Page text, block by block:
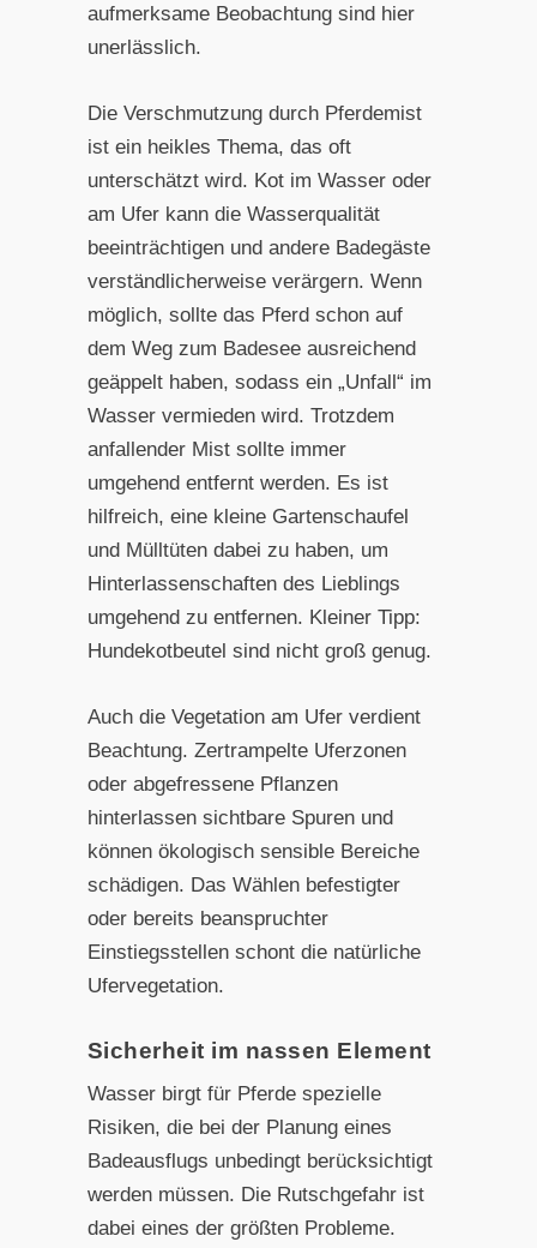
aufmerksame Beobachtung sind hier
unerlässlich.
Die Verschmutzung durch Pferdemist
ist ein heikles Thema, das oft
unterschätzt wird. Kot im Wasser oder
am Ufer kann die Wasserqualität
beeinträchtigen und andere Badegäste
verständlicherweise verärgern. Wenn
möglich, sollte das Pferd schon auf
dem Weg zum Badesee ausreichend
geäppelt haben, sodass ein „Unfall“ im
Wasser vermieden wird. Trotzdem
anfallender Mist sollte immer
umgehend entfernt werden. Es ist
hilfreich, eine kleine Gartenschaufel
und Mülltüten dabei zu haben, um
Hinterlassenschaften des Lieblings
umgehend zu entfernen. Kleiner Tipp:
Hundekotbeutel sind nicht groß genug.
Auch die Vegetation am Ufer verdient
Beachtung. Zertrampelte Uferzonen
oder abgefressene Pflanzen
hinterlassen sichtbare Spuren und
können ökologisch sensible Bereiche
schädigen. Das Wählen befestigter
oder bereits beanspruchter
Einstiegsstellen schont die natürliche
Ufervegetation.
Sicherheit im nassen Element
Wasser birgt für Pferde spezielle
Risiken, die bei der Planung eines
Badeausflugs unbedingt berücksichtigt
werden müssen. Die Rutschgefahr ist
dabei eines der größten Probleme.